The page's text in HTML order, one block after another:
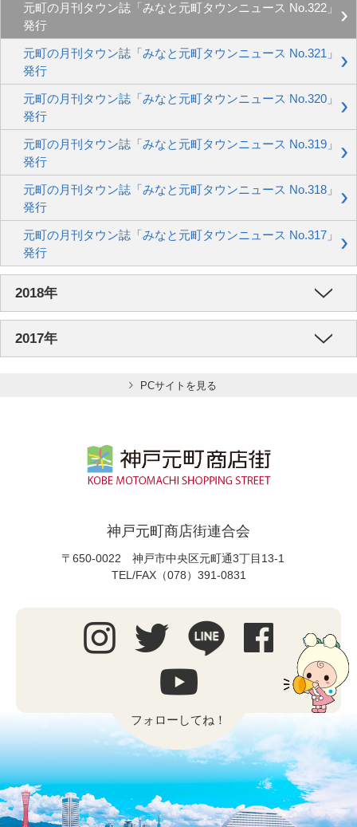
元町の月刊タウン誌「みなと元町タウンニュース No.322」
発行
元町の月刊タウン誌「みなと元町タウンニュース No.321」
発行
元町の月刊タウン誌「みなと元町タウンニュース No.320」
発行
元町の月刊タウン誌「みなと元町タウンニュース No.319」
発行
元町の月刊タウン誌「みなと元町タウンニュース No.318」
発行
元町の月刊タウン誌「みなと元町タウンニュース No.317」
発行
2018年
2017年
PCサイトを見る
神戸元町商店街連合会
〒650-0022 神戸市中央区元町通3丁目13-1
TEL/FAX（078）391-0831
フォローしてね！